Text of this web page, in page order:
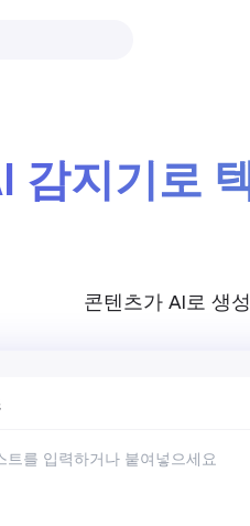
감지기로
콘텐츠가 AI로 생